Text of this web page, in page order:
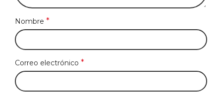
Nombre *
Correo electrónico *